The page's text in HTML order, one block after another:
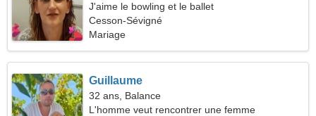
J'aime le bowling et le ballet
Cesson-Sévigné
Mariage
Guillaume
32 ans, Balance
L'homme veut rencontrer une femme